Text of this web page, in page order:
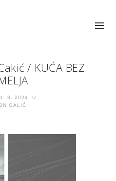
/ KUĆA BEZ
8. 2024. U
GALIĆ